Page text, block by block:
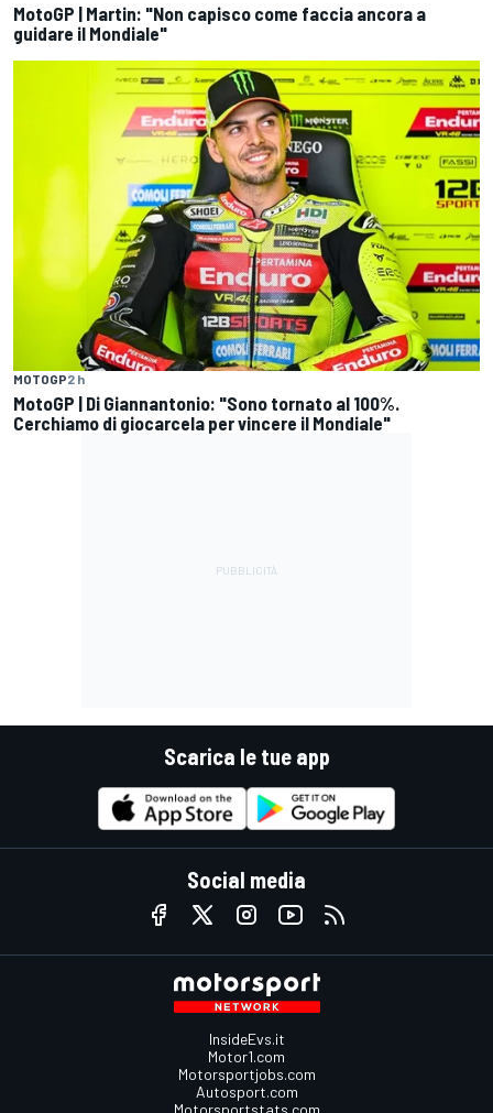
MotoGP | Martin: "Non capisco come faccia ancora a
guidare il Mondiale"
MOTOGP2 h
MotoGP | Di Giannantonio: "Sono tornato al 100%.
Cerchiamo di giocarcela per vincere il Mondiale"
Scarica le tue app
Social media
InsideEvs.it
Motor1.com
Motorsportjobs.com
Autosport.com